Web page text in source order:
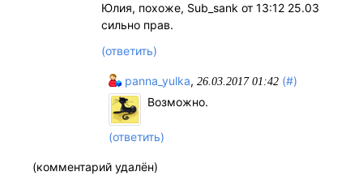
Юлия, похоже, Sub_sank от 13:12 25.03
сильно прав.
(ответить)
panna_yulka, 26.03.2017 01:42 (#)
Возможно.
(ответить)
(комментарий удалён)